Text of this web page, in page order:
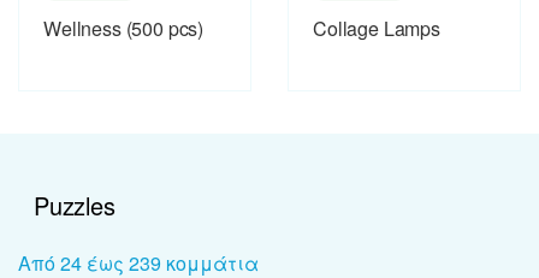
Wellness (500 pcs) Collage Lamps
Puzzles
Από 24 έως 239 κομμάτια